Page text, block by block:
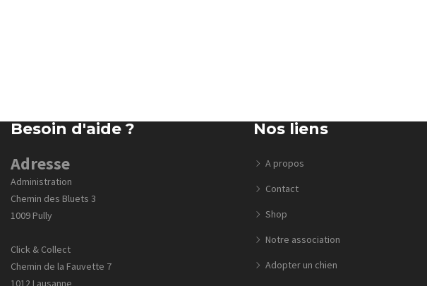
Besoin d'aide ?
Adresse
Administration
Chemin des Bluets 3
1009 Pully
Click & Collect
Chemin de la Fauvette 7
1012 Lausanne
Nos liens
A propos
Contact
Shop
Notre association
Adopter un chien